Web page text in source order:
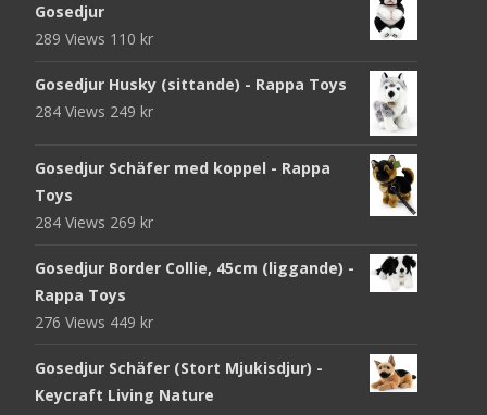
Gosedjur
289 Views 110 kr
Gosedjur Husky (sittande) - Rappa Toys
284 Views 249 kr
Gosedjur Schäfer med koppel - Rappa
Toys
284 Views 269 kr
Gosedjur Border Collie, 45cm (liggande) -
Rappa Toys
276 Views 449 kr
Gosedjur Schäfer (Stort Mjukisdjur) -
Keycraft Living Nature